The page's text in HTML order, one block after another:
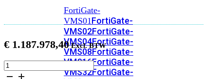
FortiGate-
VMS01FortiGate-
VMS02FortiGate-
VMS04FortiGate-
VMS08FortiGate-
VMS16FortiGate-
VMS32FortiGate-
€ 1.187.978,40
FortiWeb-
4000F